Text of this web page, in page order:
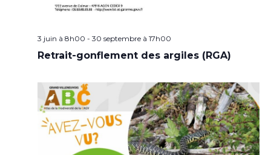
3 juin à 8h00 - 30 septembre à 17h00
Retrait-gonflement des argiles (RGA)